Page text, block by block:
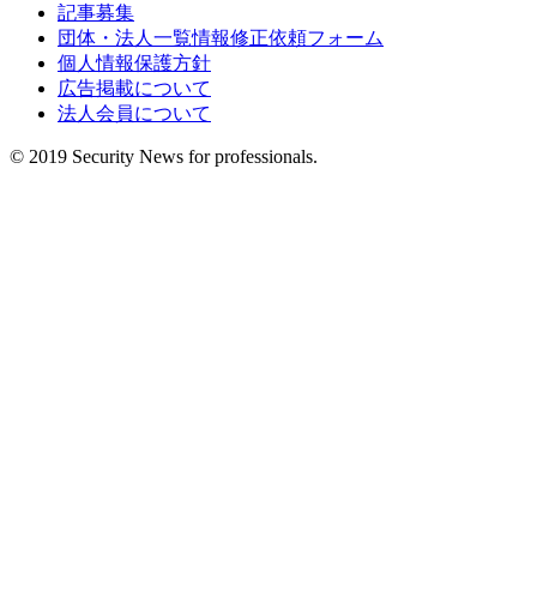
記事募集
団体・法人一覧情報修正依頼フォーム
個人情報保護方針
広告掲載について
法人会員について
© 2019 Security News for professionals.